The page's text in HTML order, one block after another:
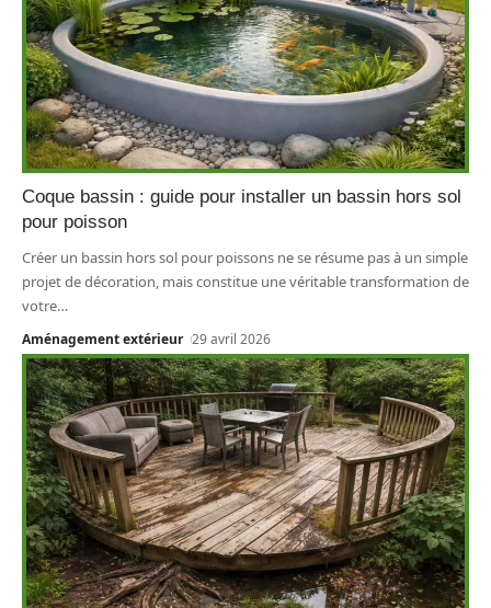
Coque bassin : guide pour installer un bassin hors sol
pour poisson
Créer un bassin hors sol pour poissons ne se résume pas à un simple
projet de décoration, mais constitue une véritable transformation de
votre…
Aménagement extérieur 29 avril 2026